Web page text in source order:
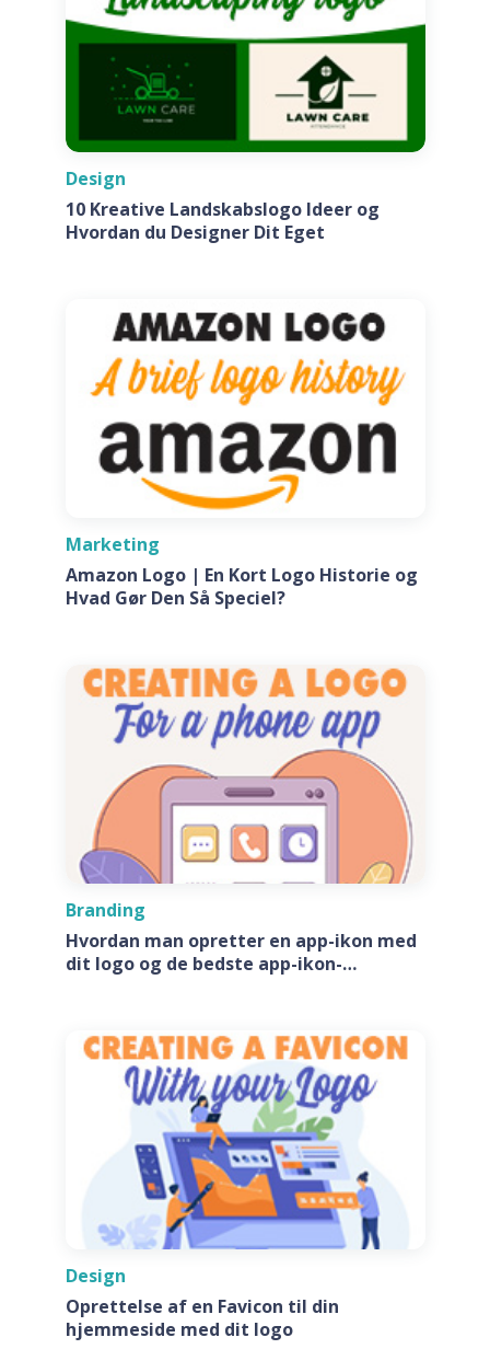
Design
10 Kreative Landskabslogo Ideer og
Hvordan du Designer Dit Eget
Marketing
Amazon Logo | En Kort Logo Historie og
Hvad Gør Den Så Speciel?
Branding
Hvordan man opretter en app-ikon med
dit logo og de bedste app-ikon-
Design
Oprettelse af en Favicon til din
hjemmeside med dit logo